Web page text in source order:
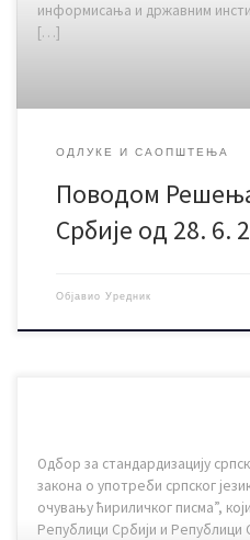
информисања и државним
[…]
ОДЛУКЕ И САОПШТЕЊА
Поводом
Србије од 28. 6.
Објавио Уредник
Одбор за стандардизацију
закона о употреби српског
очувању ћириличког писма”,
Републици Србији и Републици